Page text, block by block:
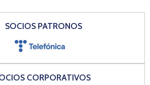
SOCIOS PATRONOS
CORPORATIVOS